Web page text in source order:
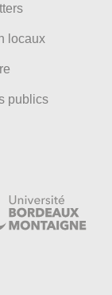
locaux
publics